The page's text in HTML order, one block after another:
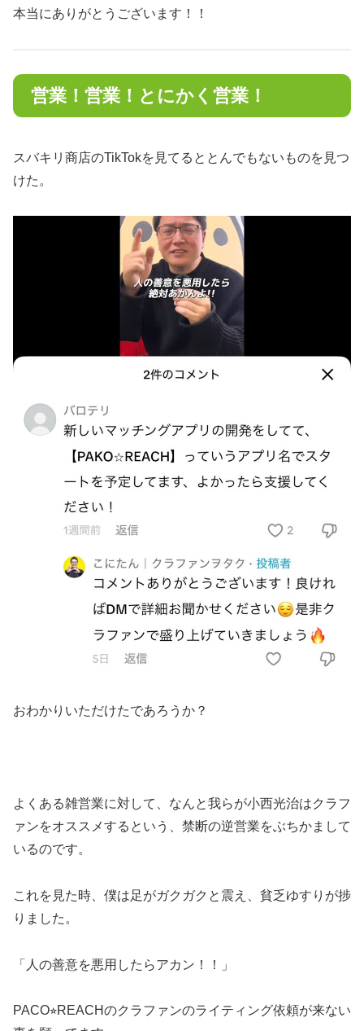
本当にありがとうございます！！
営業！営業！とにかく営業！
スバキリ商店のTikTokを見てるととんでもないものを見つ
けた。
おわかりいただけたであろうか？
よくある雑営業に対して、なんと我らが小西光治はクラフ
ァンをオススメするという、禁断の逆営業をぶちかまして
いるのです。
これを見た時、僕は足がガクガクと震え、貧乏ゆすりが捗
りました。
「人の善意を悪用したらアカン！！」
PACO⭐︎REACHのクラファンのライティング依頼が来ない